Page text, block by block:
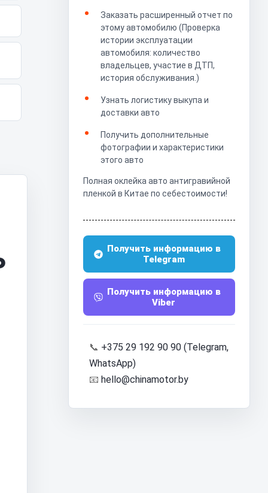
Заказать расширенный отчет по
этому автомобилю (Проверка
истории эксплуатации
автомобиля: количество
владельцев, участие в ДТП,
история обслуживания.)
Узнать логистику выкупа и
доставки авто
Получить дополнительные
фотографии и характеристики
этого авто
Полная оклейка авто антигравийной
пленкой в Китае по себестоимости!
Получить информацию в
Telegram
Получить информацию в
Viber
📞 +375 29 192 90 90 (Telegram,
WhatsApp)
📧 hello@chinamotor.by